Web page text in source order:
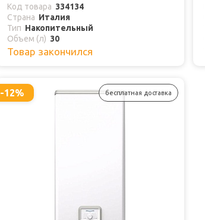
Код товара 334134
Страна Италия
Тип Накопительный
Объем (л) 30
Товар закончился
-12% бесплатная доставка